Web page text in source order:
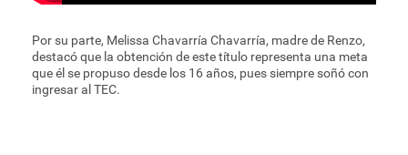
Por su parte, Melissa Chavarría Chavarría, madre de Renzo,
destacó que la obtención de este título representa una meta
que él se propuso desde los 16 años, pues siempre soñó con
ingresar al TEC.